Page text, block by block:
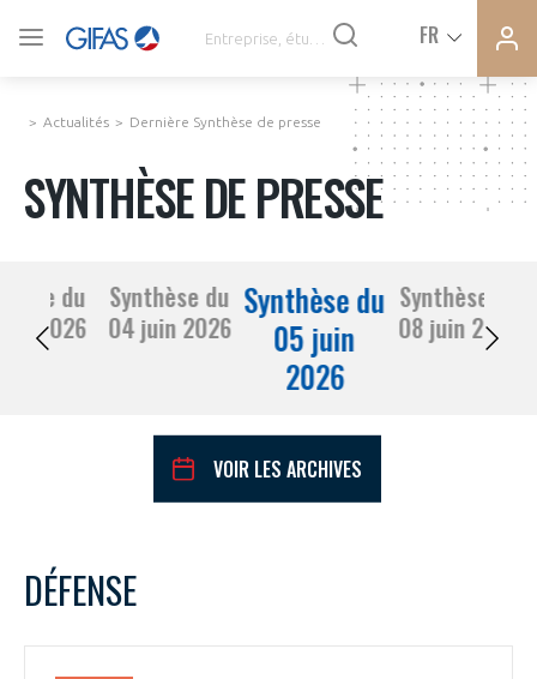
FR
SYNTHÈSE DE PRESSE
COMMUNIQUÉS DE PRESSE
PRÉSENTATION
Actualités Dernière Synthèse de presse
SYNTHÈSE DE PRESSE
du
03 juin 2026
Synthèse du
04 juin 2026
Synthèse du
05 juin
2026
Synthèse du
08 juin 2026
VOIR LES ARCHIVES
1 2 3 4 5 6
7
DÉFENSE
VOUS ÊTES ADHÉRENTS
PAS ENCORE ADHÉRENT ?
Rejoignez une filière d’excellence et développez
DEMANDE D’ADHÉSION
Avez-vous un statut de droit français ?